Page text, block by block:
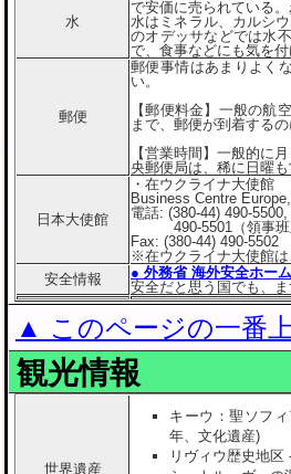
水
で安価に売られている
水はミネラル、カルシ
のオデッサなどでは水
で、食事などにも気を
郵便
郵便事情はあまりよく
い。
【郵便料金】一般の航
まで、郵便が到着する
【営業時間】一般的に
央郵便局は、稀に日曜
日本大使館
・在ウクライナ大使館
Business Centre
電話: (380-44) 490-5500,
490-5501（領事班
Fax: (380-44) 490-5502
※在ウクライナ大使館
安全情報
● 外務省 海外安全ホー
安全だと思う国でも、
▲ このページの一番
観光情報
世界遺産
キーウ：聖ソフ
年、文化遺産)
リヴィウ歴史地区